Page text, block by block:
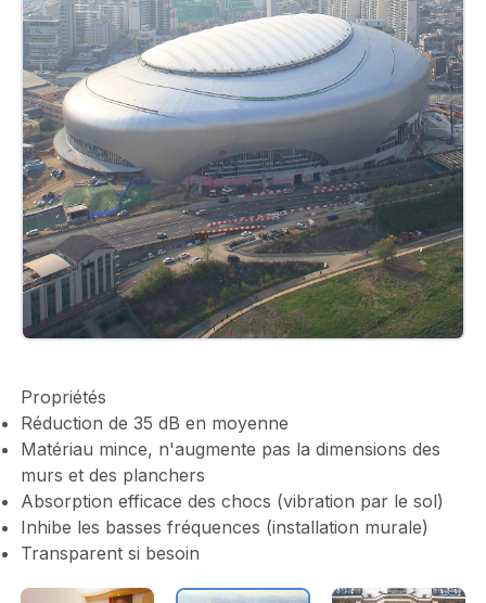
Propriétés
Réduction de 35 dB en moyenne
Matériau mince, n'augmente pas la dimensions des
murs et des planchers
Absorption efficace des chocs (vibration par le sol)
Inhibe les basses fréquences (installation murale)
Transparent si besoin